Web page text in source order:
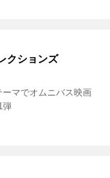
クションズ
マでオムニバス映画
弾